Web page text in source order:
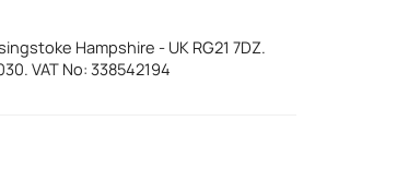
Hampshire - UK RG21 7DZ.
VAT No: 338542194